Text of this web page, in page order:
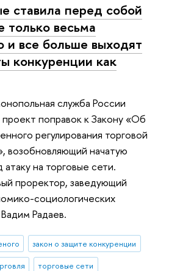
ставила перед собой
весьма
и все больше выходят
конкуренции как
служба России
поправок к Закону «Об
регулирования торговой
возобновляющий начатую
атаку на торговые сети.
проректор, заведующий
социологических
Радаев.
закон о защите конкуренции
торговые сети